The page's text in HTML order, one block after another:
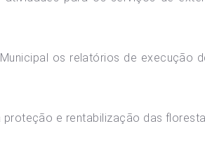
os relatórios de execução
e rentabilização das